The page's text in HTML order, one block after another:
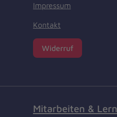
Impressum
Kontakt
Widerruf
Mitarbeiten &